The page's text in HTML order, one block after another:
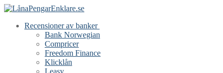
Hoppa
innehåll
Meny
Stäng
Recensioner av banker
Bank Norwegian
Compricer
Freedom Finance
Klicklån
Leasy